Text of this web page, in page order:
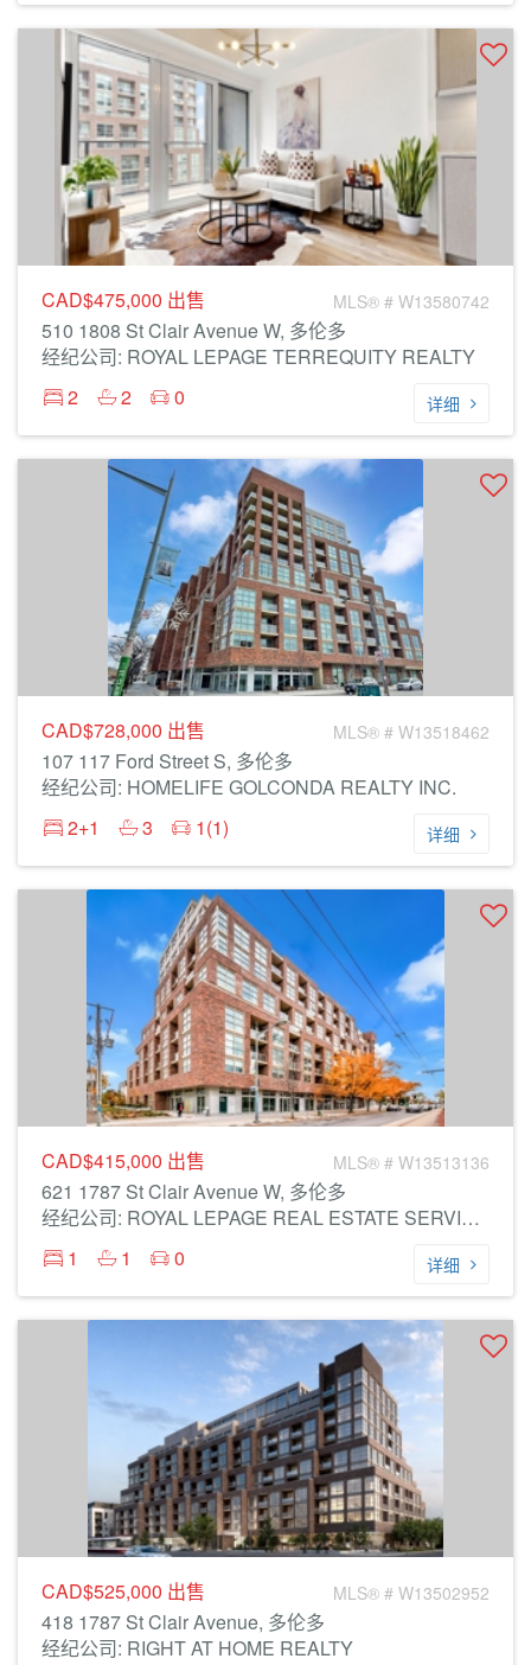
CAD$475,000 出售 MLS® # W13580742
510 1808 St Clair Avenue W, 多伦多
经纪公司: ROYAL LEPAGE TERREQUITY REALTY
2
2 0 详细
CAD$728,000 出售 MLS® # W13518462
107 117 Ford Street S, 多伦多
经纪公司: HOMELIFE GOLCONDA REALTY INC.
2+1
3 1(1) 详细
CAD$415,000 出售 MLS® # W13513136
621 1787 St Clair Avenue W, 多伦多
经纪公司: ROYAL LEPAGE REAL ESTATE SERVICES LTD.
1
1 0 详细
CAD$525,000 出售 MLS® # W13502952
418 1787 St Clair Avenue, 多伦多
经纪公司: RIGHT AT HOME REALTY